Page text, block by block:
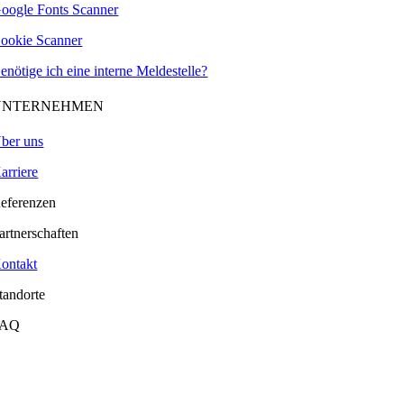
Fonts Scanner
Scanner
ich eine interne Meldestelle?
uns